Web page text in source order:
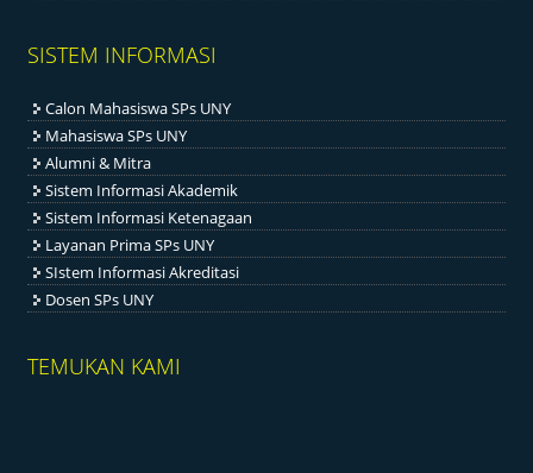
SISTEM INFORMASI
Calon Mahasiswa SPs UNY
Mahasiswa SPs UNY
Alumni & Mitra
Sistem Informasi Akademik
Sistem Informasi Ketenagaan
Layanan Prima SPs UNY
SIstem Informasi Akreditasi
Dosen SPs UNY
TEMUKAN KAMI